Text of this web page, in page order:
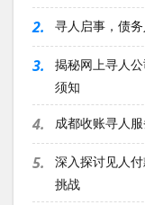
2. 寻人启事，债
3.
揭秘网上寻人
须知
4. 成都收账寻人
5.
深入探讨见人
挑战